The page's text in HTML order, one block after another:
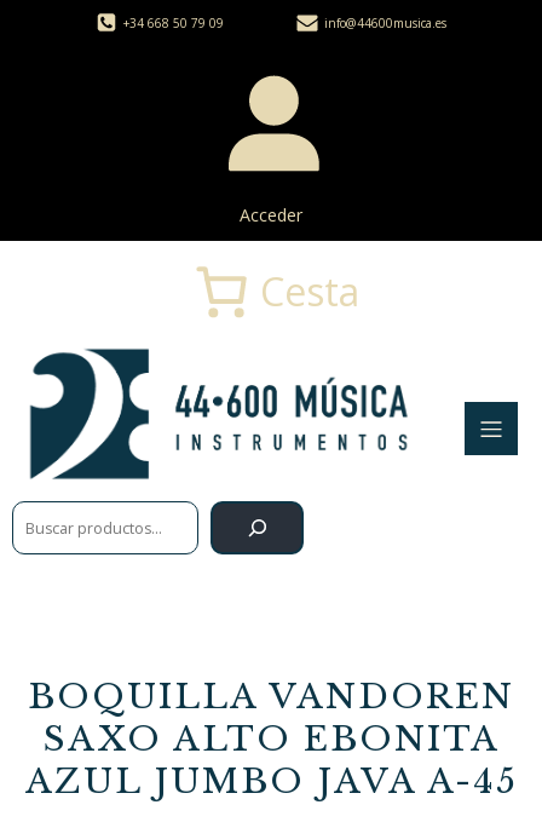
+34 668 50 79 09 info@44600musica.es
Acceder
Buscar
Cesta
BOQUILLA VANDOREN
SAXO ALTO EBONITA
AZUL JUMBO JAVA A-45